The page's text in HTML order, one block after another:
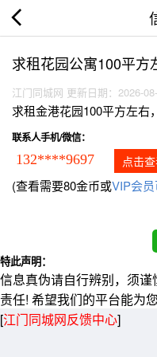
求租花园公寓100平方
江门同城网 更新日期：2026-
求租金港花园100平方左右
联系人手机/微信：
132****9697 点击
(查看需要80金币或VIP会
特此声明：
信息真伪请自行辨别，须
责任! 希望我们的平台能为
[江门同城网反馈中心]